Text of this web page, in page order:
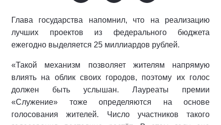
Глава государства напомнил, что на реализацию
лучших проектов из федерального бюджета
ежегодно выделяется 25 миллиардов рублей.
«Такой механизм позволяет жителям напрямую
влиять на облик своих городов, поэтому их голос
должен быть услышан. Лауреаты премии
«Служение» тоже определяются на основе
голосования жителей. Число участников такого